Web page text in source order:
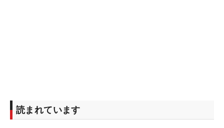
読まれています